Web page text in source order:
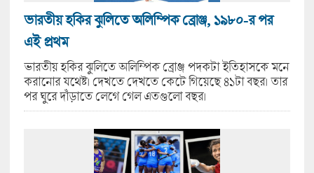
ভারতীয় হকির ঝুলিতে অলিম্পিক ব্রোঞ্জ, ১৯৮০-র পর
এই প্রথম
ভারতীয় হকির ঝুলিতে অলিম্পিক ব্রোঞ্জ পদকটা ইতিহাসকে মনে
করানোর যথেষ্ট। দেখতে দেখতে কেটে গিয়েছে ৪১টা বছর। তার
পর ঘুরে দাঁড়াতে লেগে গেল এতগুলো বছর।